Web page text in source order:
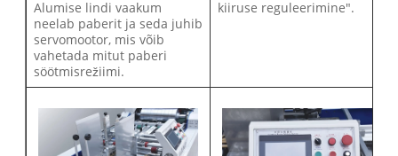
Alumise lindi vaakum
neelab paberit ja seda juhib
servomootor, mis võib
vahetada mitut paberi
söötmisrežiimi.
kiiruse reguleerimine".